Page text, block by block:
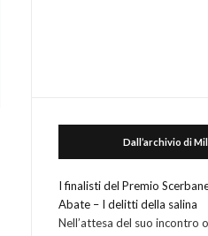
Dall’archivio di
I finalisti del Premio
Abate – I delitti della salina
Nell’attesa del suo incontro